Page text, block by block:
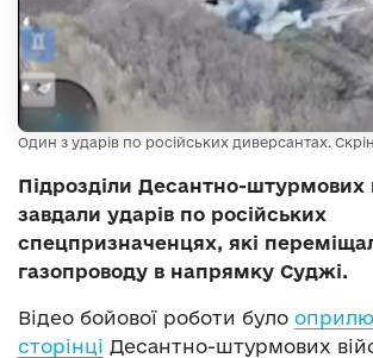
Один з ударів по російських диверсантах.
Підрозділи Десантно-штурмових
завдали ударів по російських
спецпризначенцях, які
газопроводу в напрямку Суджі.
Відео бойової роботи було
сторінці Десантно-штурмових